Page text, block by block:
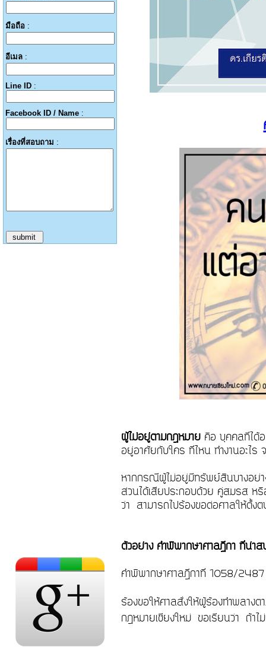
มือถือ :
อีเมล :
Line ID :
Facebook ID / Name :
เรื่องที่สอบถาม :
ผู้ไม่อยู่ตามกฎหมาย คือ บุคคลที่ได้อ
อยู่อาศัยกับใคร ที่ไหน ทำงานอะไร
หากกรณีผู้ไม่อยู่มีทรัพย์สินบางอย่าง
ส่วนได้เสียประกอบด้วย คู่สมรส หรื
ว่า สามารถไปร้องขอต่อศาลให้ตั้
ตัวอย่าง คำพิพากษาศาลฏีกา ที่น่า
คำพิพากษาศาลฎีกาที่ 1058/
ร้องขอให้ศาลสั่งให้ผู้ร้องทำพลาง
กฎหมายเชียงใหม่ ขอเรียนว่า ถ้าไ